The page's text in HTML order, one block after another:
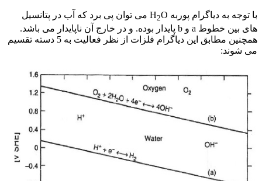
با توجه به دیاگرام پوربه H 2
O می توان پی برد که آب در پتانسیل
های بین خطوط a و b پایدار بوده. و در خارج آن ناپایدار می باشد.
همچنین مطابق این دیاگرام فلزات از نظر فعالیت به 5 دسته تقسیم
می شوند: